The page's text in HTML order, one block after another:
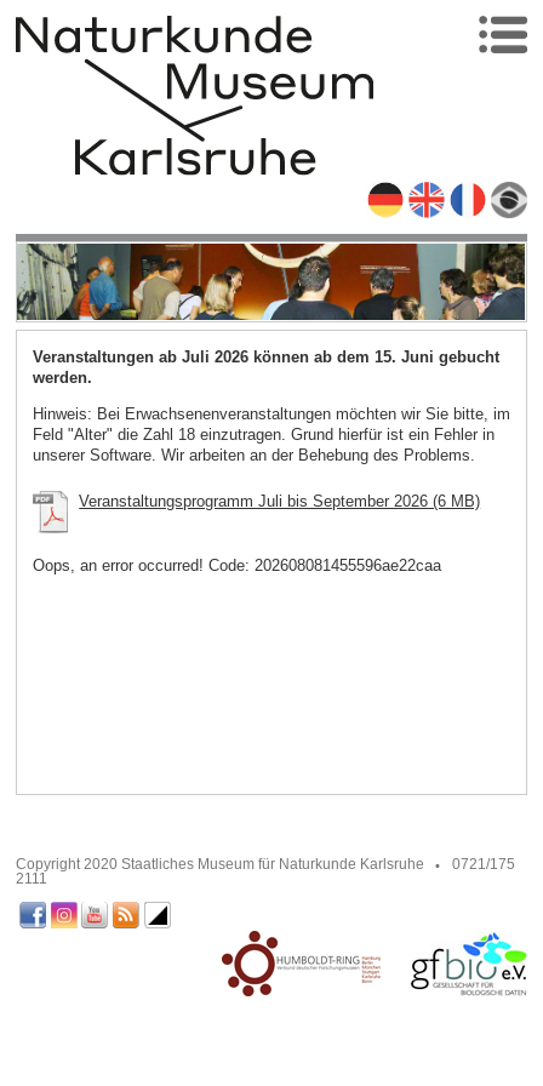
Veranstaltungen ab Juli 2026 können ab dem 15. Juni gebucht
werden.
Hinweis: Bei Erwachsenenveranstaltungen möchten wir Sie bitte, im
Feld "Alter" die Zahl 18 einzutragen. Grund hierfür ist ein Fehler in
unserer Software. Wir arbeiten an der Behebung des Problems.
Veranstaltungsprogramm Juli bis September 2026 (6 MB)
Oops, an error occurred! Code: 202608081455596ae22caa
Copyright 2020 Staatliches Museum für Naturkunde Karlsruhe
0721/175
2111